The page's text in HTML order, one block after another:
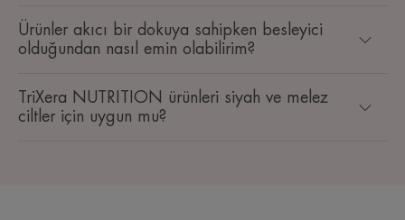
Ürünler akıcı bir dokuya sahipken besleyici
olduğundan nasıl emin olabilirim?
TriXera NUTRITION ürünleri siyah ve melez
ciltler için uygun mu?